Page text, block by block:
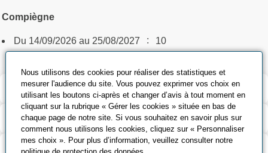
Compiègne
Du 14/09/2026 au 25/08/2027 : 10
Validation et certification
Outils pédagogiques
Contenu de la formation
Nous utilisons des cookies pour réaliser des statistiques et
mesurer l'audience du site. Vous pouvez exprimer vos choix en
utilisant les boutons ci-après et changer d’avis à tout moment en
cliquant sur la rubrique « Gérer les cookies » située en bas de
chaque page de notre site. Si vous souhaitez en savoir plus sur
comment nous utilisons les cookies, cliquez sur « Personnaliser
mes choix ». Pour plus d’information, veuillez consulter notre
politique de protection des données